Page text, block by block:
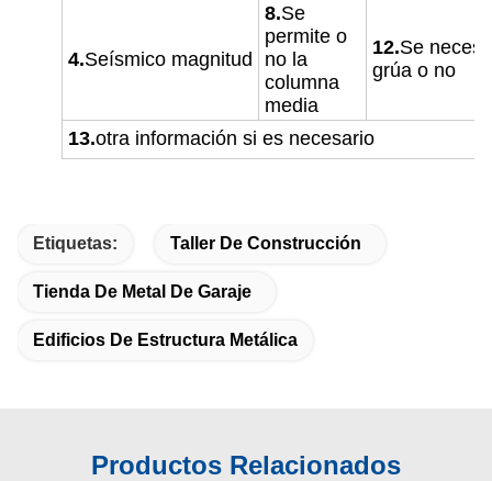
4.Seísmico magnitud
8.Se
permite o
no la
columna
media
12.Se
grúa o no
13.otra información si es necesario
Etiquetas: Taller De Construcción
Tienda De Metal De Garaje
Edificios De Estructura Metálica
Productos Relacionados